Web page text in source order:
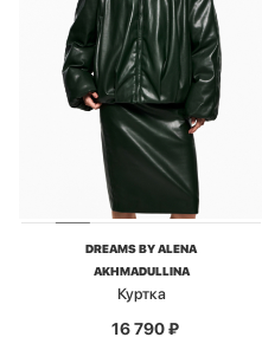
DREAMS BY ALENA
AKHMADULLINA
Куртка
16 790₽